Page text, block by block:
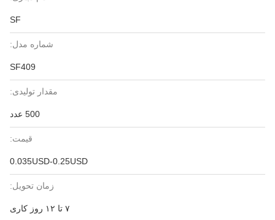
SF
شماره مدل:
SF409
مقدار تولیدی:
500 عدد
قیمت:
0.035USD-0.25USD
زمان تحویل:
۷ تا ۱۲ روز کاری